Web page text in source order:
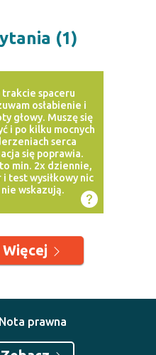
(1)
trakcie spaceru
osłabienie i
głowy. Muszę się
i po kilku mocnych
serca
się poprawia.
min. 2x dziennie,
test wysiłkowy nic
nie wskazują.
Więcej
Nota prawna